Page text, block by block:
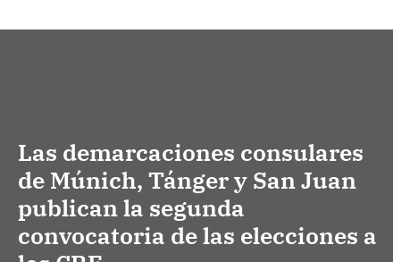
Las demarcaciones consulares
de Múnich, Tánger y San Juan
publican la segunda
convocatoria de las elecciones a